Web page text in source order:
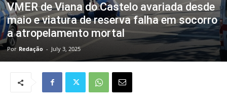
VMER de Viana do Castelo avariada desde
maio e viatura de reserva falha em socorro
a atropelamento mortal
Por Redação - July 3, 2025